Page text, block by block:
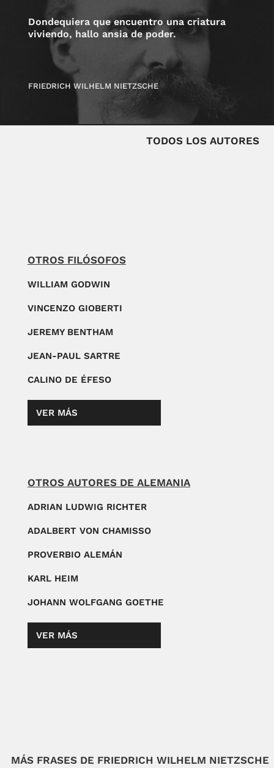
Dondequiera que encuentro una criatura
viviendo, hallo ansia de poder.
FRIEDRICH WILHELM NIETZSCHE
TODOS LOS AUTORES
OTROS FILÓSOFOS
WILLIAM GODWIN
VINCENZO GIOBERTI
JEREMY BENTHAM
JEAN-PAUL SARTRE
CALINO DE ÉFESO
VER MÁS
OTROS AUTORES DE ALEMANIA
ADRIAN LUDWIG RICHTER
ADALBERT VON CHAMISSO
PROVERBIO ALEMÁN
KARL HEIM
JOHANN WOLFGANG GOETHE
VER MÁS
MÁS FRASES DE FRIEDRICH WILHELM NIETZSCHE